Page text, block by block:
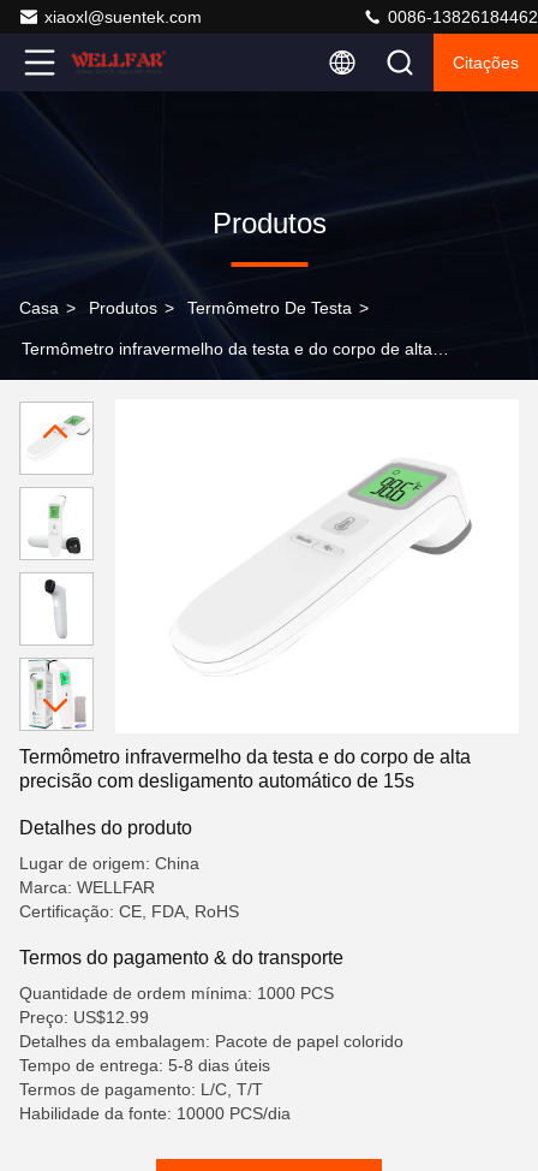
xiaoxl@suentek.com 0086-13826184462
Citações
Produtos
Casa > Produtos > Termômetro De Testa >
Termômetro infravermelho da testa e do corpo de alta
Termômetro infravermelho da testa e do corpo de alta
precisão com desligamento automático de 15s
Detalhes do produto
Lugar de origem: China
Marca: WELLFAR
Certificação: CE, FDA, RoHS
Termos do pagamento & do transporte
Quantidade de ordem mínima: 1000 PCS
Preço: US$12.99
Detalhes da embalagem: Pacote de papel colorido
Tempo de entrega: 5-8 dias úteis
Termos de pagamento: L/C, T/T
Habilidade da fonte: 10000 PCS/dia